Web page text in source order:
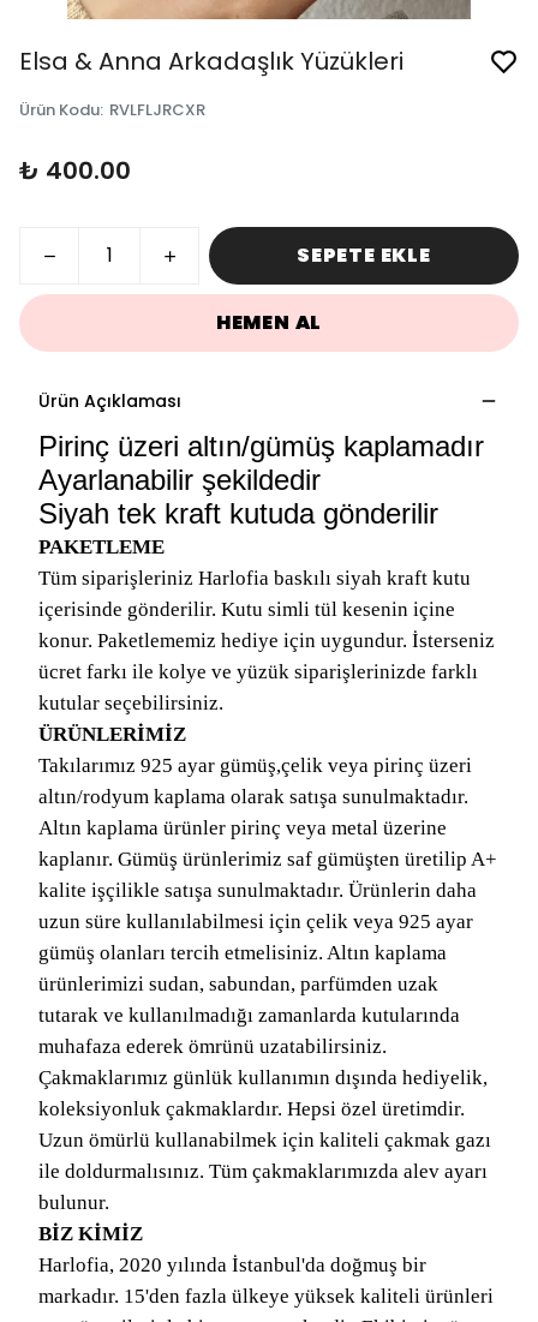
Elsa & Anna Arkadaşlık Yüzükleri
Ürün Kodu: RVLFLJRCXR
₺ 400.00
SEPETE EKLE
HEMEN AL
Ürün Açıklaması
Pirinç üzeri altın/gümüş kaplamadır
Ayarlanabilir şekildedir
Siyah tek kraft kutuda gönderilir
PAKETLEME
Tüm siparişleriniz Harlofia baskılı siyah kraft kutu
içerisinde gönderilir. Kutu simli tül kesenin içine
konur. Paketlememiz hediye için uygundur. İsterseniz
ücret farkı ile kolye ve yüzük siparişlerinizde farklı
kutular seçebilirsiniz.
ÜRÜNLERİMİZ
Takılarımız 925 ayar gümüş,çelik veya pirinç üzeri
altın/rodyum kaplama olarak satışa sunulmaktadır.
Altın kaplama ürünler pirinç veya metal üzerine
kaplanır. Gümüş ürünlerimiz saf gümüşten üretilip A+
kalite işçilikle satışa sunulmaktadır. Ürünlerin daha
uzun süre kullanılabilmesi için çelik veya 925 ayar
gümüş olanları tercih etmelisiniz. Altın kaplama
ürünlerimizi sudan, sabundan, parfümden uzak
tutarak ve kullanılmadığı zamanlarda kutularında
muhafaza ederek ömrünü uzatabilirsiniz.
Çakmaklarımız günlük kullanımın dışında hediyelik,
koleksiyonluk çakmaklardır. Hepsi özel üretimdir.
Uzun ömürlü kullanabilmek için kaliteli çakmak gazı
ile doldurmalısınız. Tüm çakmaklarımızda alev ayarı
bulunur.
BİZ KİMİZ
Harlofia, 2020 yılında İstanbul'da doğmuş bir
markadır. 15'den fazla ülkeye yüksek kaliteli ürünleri